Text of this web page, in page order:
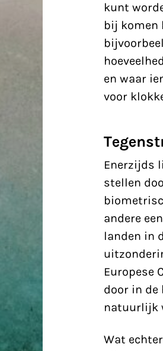
kunt
bij komen
en waar
voor
Enerzijds
stellen
andere
landen in
Europese
door in de
natuurlijk
Wat